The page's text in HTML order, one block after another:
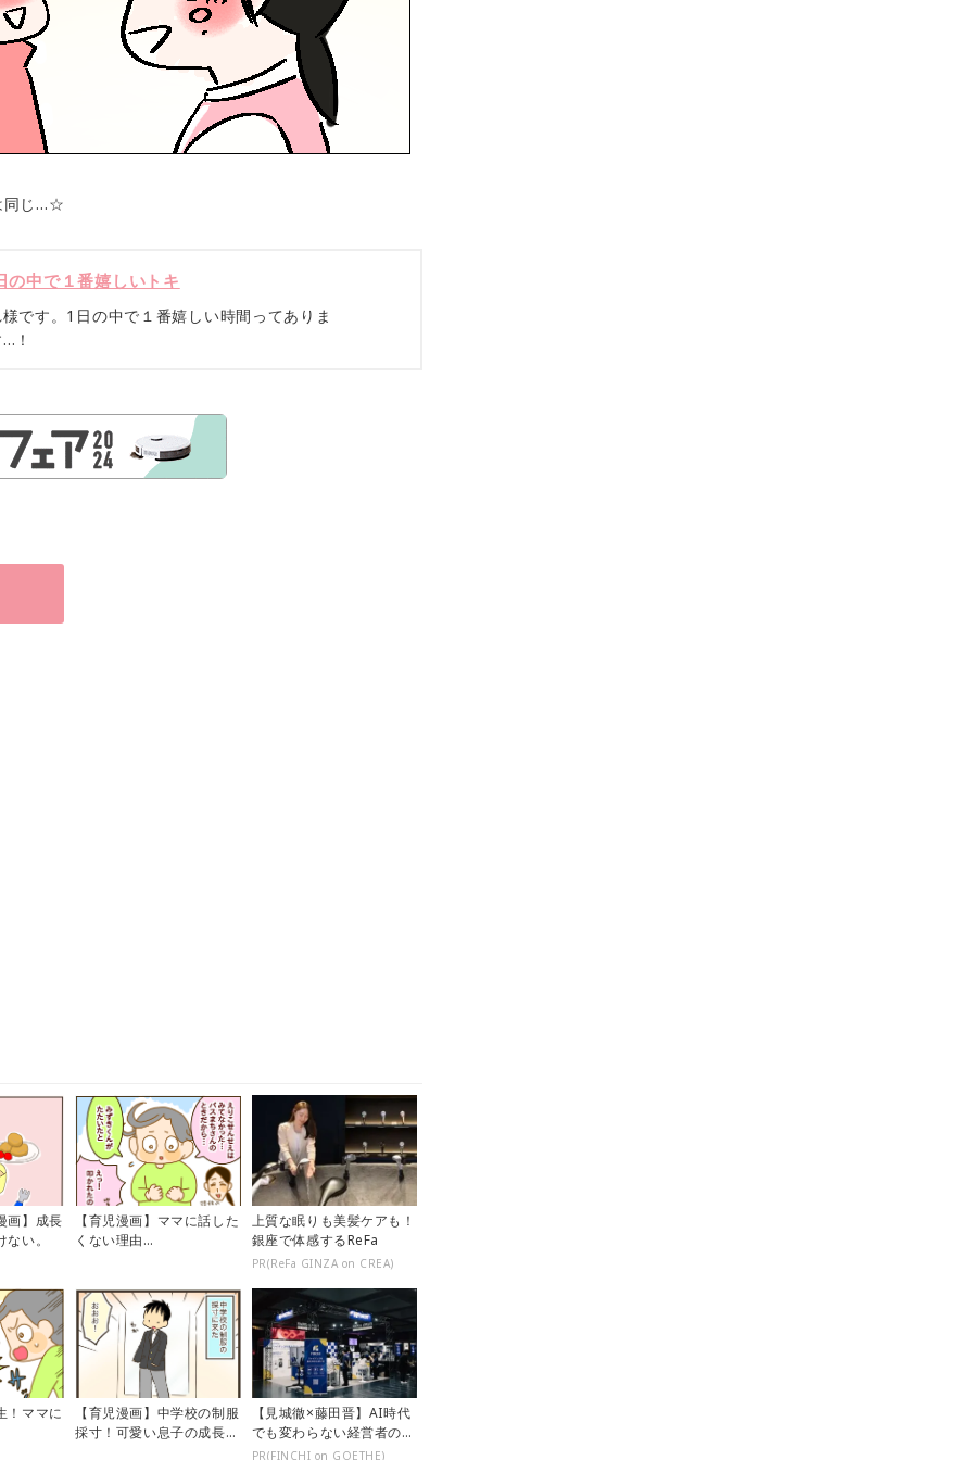
同じ…☆
の中で１番嬉しいトキ
です。1日の中で１番嬉しい時間ってありま
！
画】成長
い。
【育児漫画】ママに話した
くない理由…
上質な眠りも美髪ケアも！
銀座で体感するReFa
PR(ReFa GINZA on CREA)
！ママに
【育児漫画】中学校の制服
採寸！可愛い息子の成長を
【見城徹×藤田晋】AI時代
でも変わらない経営者の本
質
PR(FINCHI on GOETHE)